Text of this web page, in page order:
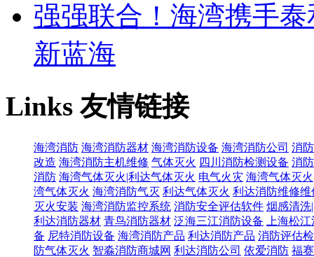
强强联合！海湾携手
新蓝海
Links友情链接
海湾消防 海湾消防器材 海湾消防设备 海湾消防公司 消
改造 海湾消防主机维修 气体灭火 四川消防检测设备 消
消防 海湾气体灭火|利达气体灭火 电气火灾 海湾气体灭
湾气体灭火 海湾消防气灭 利达气体灭火 利达消防维修维
灭火安装 海湾消防监控系统 消防安全评估软件 烟感清洗
利达消防器材 青鸟消防器材 泛海三江消防设备
上海松
备 尼特消防设备 海湾消防产品 利达消防产品 消防评估
防气体灭火 智淼消防商城网 利达消防公司 依爱消防 福